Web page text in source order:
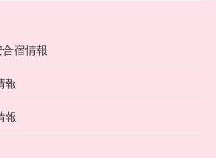
宿情報
報
報